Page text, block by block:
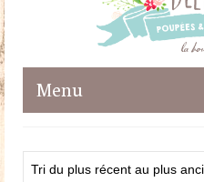
Menu
Maileg